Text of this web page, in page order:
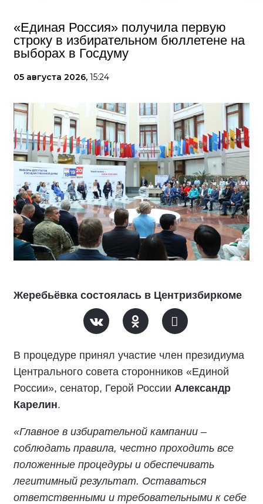
«Единая Россия» получила первую
строку в избирательном бюллетене на
выборах в Госдуму
05 августа 2026, 15:24
Жеребьёвка состоялась в Центризбиркоме
В процедуре принял участие член президиума
Центрального совета сторонников «Единой
России», сенатор, Герой России Александр
Карелин.
«Главное в избирательной кампании –
соблюдать правила, честно проходить все
положенные процедуры и обеспечивать
легитимный результат. Оставаться
ответственными и требовательными к себе